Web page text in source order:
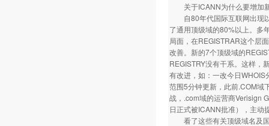
关于ICANN为什么要增加
自80年代国际互联网出现以
了通用顶级域的80%以上。多
局面，在REGISTRAR这个层
改善。新的7个顶级域的
REGISTRY没有干系。这样，
有改进，如：一改今日
范围5分钟更新，此前.COM域
战，.com域的运营商Verisign
日正式被ICANN批准），主动
看了这些有关顶级域名及国